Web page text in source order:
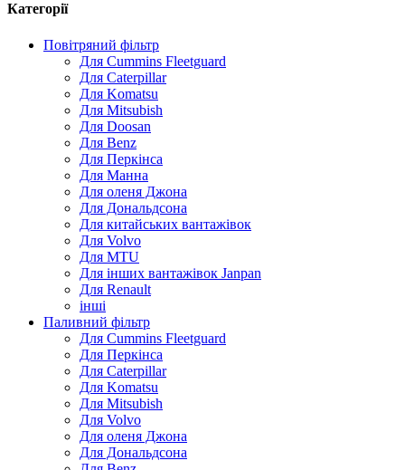
Категорії
Повітряний фільтр
Для Cummins Fleetguard
Для Caterpillar
Для Komatsu
Для Mitsubish
Для Doosan
Для Benz
Для Перкінса
Для Манна
Для оленя Джона
Для Дональдсона
Для китайських вантажівок
Для Volvo
Для MTU
Для інших вантажівок Janpan
Для Renault
інші
Паливний фільтр
Для Cummins Fleetguard
Для Перкінса
Для Caterpillar
Для Komatsu
Для Mitsubish
Для Volvo
Для оленя Джона
Для Дональдсона